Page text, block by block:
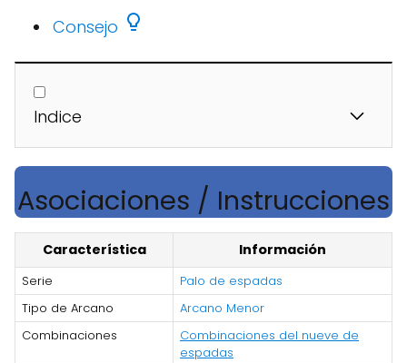
Consejo
Indice
Asociaciones / Instrucciones
Característica Información
Serie
Palo de espadas
Tipo de Arcano
Arcano Menor
Combinaciones
Combinaciones del nueve de
espadas